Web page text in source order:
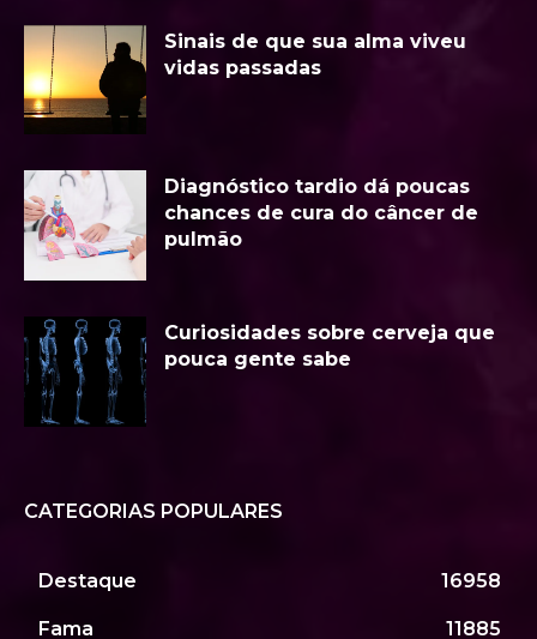
Sinais de que sua alma viveu
vidas passadas
Diagnóstico tardio dá poucas
chances de cura do câncer de
pulmão
Curiosidades sobre cerveja que
pouca gente sabe
CATEGORIAS POPULARES
Destaque 16958
Fama 11885